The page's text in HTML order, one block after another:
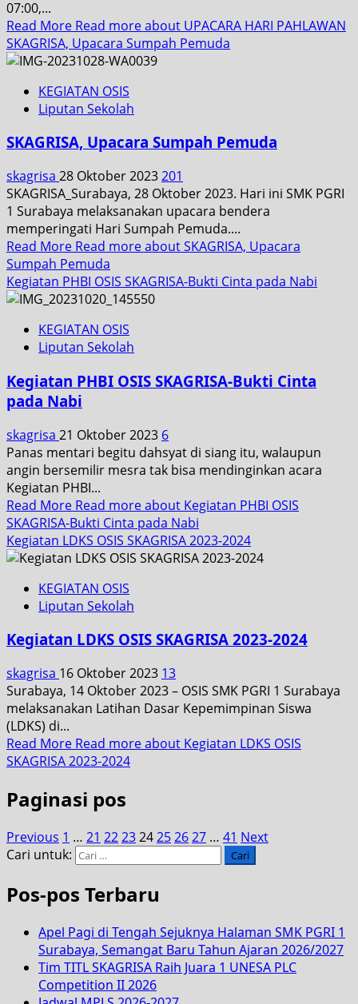
07:00,...
Read More Read more about UPACARA HARI PAHLAWAN
SKAGRISA, Upacara Sumpah Pemuda
KEGIATAN OSIS
Liputan Sekolah
SKAGRISA, Upacara Sumpah Pemuda
skagrisa 28 Oktober 2023201
SKAGRISA_Surabaya, 28 Oktober 2023. Hari ini SMK PGRI
1 Surabaya melaksanakan upacara bendera
memperingati Hari Sumpah Pemuda....
Read More Read more about SKAGRISA, Upacara
Sumpah Pemuda
Kegiatan PHBI OSIS SKAGRISA-Bukti Cinta pada Nabi
KEGIATAN OSIS
Liputan Sekolah
Kegiatan PHBI OSIS SKAGRISA-Bukti Cinta
pada Nabi
skagrisa 21 Oktober 2023 6
Panas mentari begitu dahsyat di siang itu, walaupun
angin bersemilir mesra tak bisa mendinginkan acara
Kegiatan PHBI...
Read More Read more about Kegiatan PHBI OSIS
SKAGRISA-Bukti Cinta pada Nabi
Kegiatan LDKS OSIS SKAGRISA 2023-2024
KEGIATAN OSIS
Liputan Sekolah
Kegiatan LDKS OSIS SKAGRISA 2023-2024
skagrisa 16 Oktober 2023 13
Surabaya, 14 Oktober 2023 – OSIS SMK PGRI 1 Surabaya
melaksanakan Latihan Dasar Kepemimpinan Siswa
(LDKS) di...
Read More Read more about Kegiatan LDKS OSIS
SKAGRISA 2023-2024
Paginasi pos
Previous 1 … 21 222324252627 … 41 Next
Cari untuk:
Pos-pos Terbaru
Apel Pagi di Tengah Sejuknya Halaman SMK PGRI 1
Surabaya, Semangat Baru Tahun Ajaran 2026/2027
Tim TITL SKAGRISA Raih Juara 1 UNESA PLC
Competition II 2026